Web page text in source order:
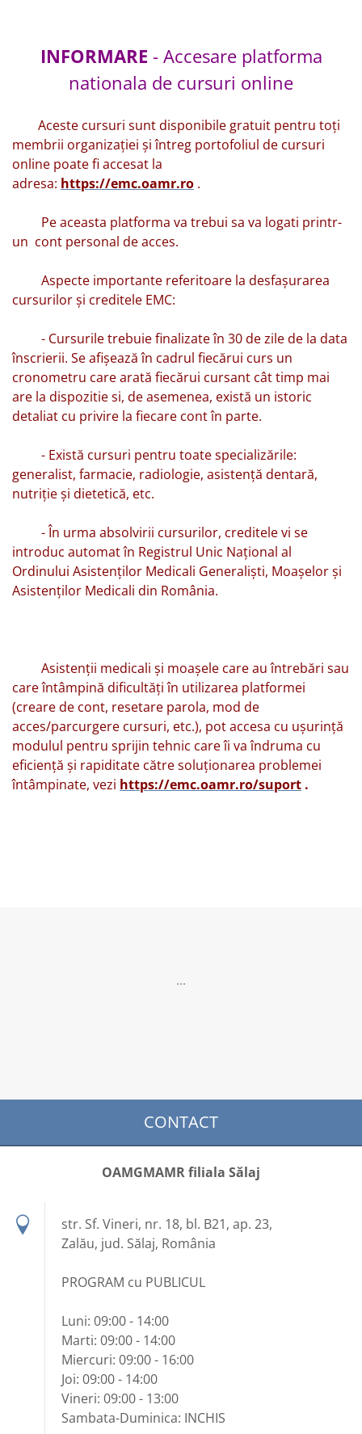
INFORMARE - Accesare platforma
nationala de cursuri online
Aceste cursuri sunt disponibile gratuit pentru toți
membrii organizației și întreg portofoliul de cursuri
online poate fi accesat la
adresa: https://emc.oamr.ro .
Pe aceasta platforma va trebui sa va logati printr-
un cont personal de acces.
Aspecte importante referitoare la desfașurarea
cursurilor și creditele EMC:
- Cursurile trebuie finalizate în 30 de zile de la data
înscrierii. Se afișează în cadrul fiecărui curs un
cronometru care arată fiecărui cursant cât timp mai
are la dispozitie si, de asemenea, există un istoric
detaliat cu privire la fiecare cont în parte.
- Există cursuri pentru toate specializările:
generalist, farmacie, radiologie, asistență dentară,
nutriție și dietetică, etc.
- În urma absolvirii cursurilor, creditele vi se
introduc automat în Registrul Unic Național al
Ordinului Asistenților Medicali Generaliști, Moașelor și
Asistenților Medicali din România.
Asistenții medicali și moașele care au întrebări sau
care întâmpină dificultăți în utilizarea platformei
(creare de cont, resetare parola, mod de
acces/parcurgere cursuri, etc.), pot accesa cu ușurință
modulul pentru sprijin tehnic care îi va îndruma cu
eficiență și rapiditate către soluționarea problemei
întâmpinate, vezi https://emc.oamr.ro/suport .
...
CONTACT
OAMGMAMR filiala Sălaj
str. Sf. Vineri, nr. 18, bl. B21, ap. 23,
Zalău, jud. Sălaj, România
PROGRAM cu PUBLICUL
Luni: 09:00 - 14:00
Marti: 09:00 - 14:00
Miercuri: 09:00 - 16:00
Joi: 09:00 - 14:00
Vineri: 09:00 - 13:00
Sambata-Duminica: INCHIS